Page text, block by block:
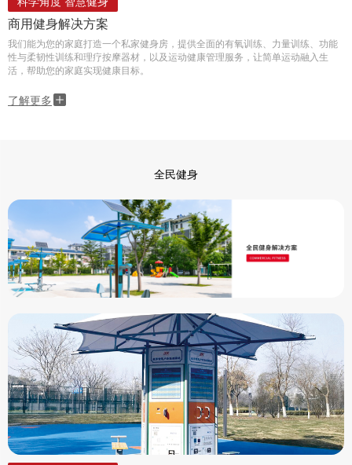
商用健身解决方案
我们能为您的家庭打造一个私家健身房，提供全面的有氧训练、力量训练、功能
性与柔韧性训练和理疗按摩器材，以及运动健康管理服务，让简单运动融入生
活，帮助您的家庭实现健康目标。
了解更多
全民健身